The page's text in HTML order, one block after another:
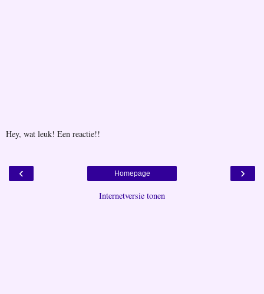
Hey, wat leuk! Een reactie!!
‹ ›
Homepage
Internetversie tonen